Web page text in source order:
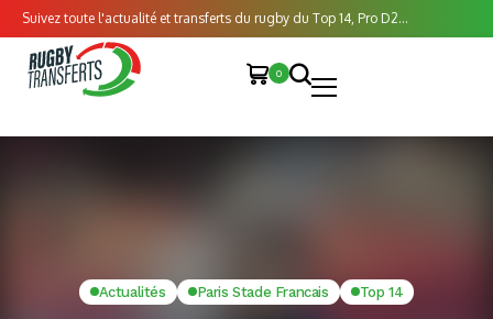
Suivez toute l'actualité et transferts du rugby du Top 14, Pro D2...
0
Actualités Paris Stade Francais Top 14